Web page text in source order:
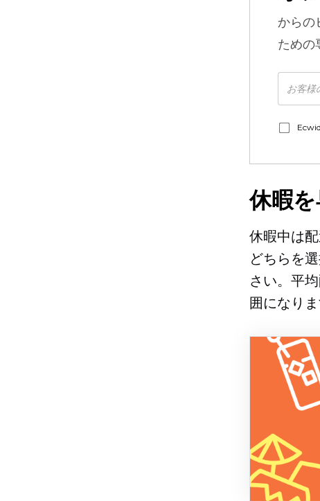
からの
ための
休暇
休暇中は
どちらを
さい。平
囲になりま